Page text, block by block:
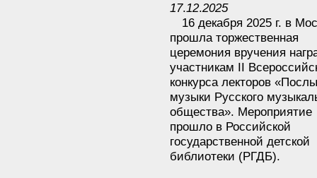
17.12.2025
16 декабря 2025 г. в
прошла торжественная
церемония вручения
участникам II
конкурса лекторов «Послы
музыки Русского
общества». Мероприятие
прошло в Российской
государственной детской
библиотеки (РГДБ).